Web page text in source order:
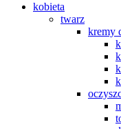
kobieta
twarz
kremy